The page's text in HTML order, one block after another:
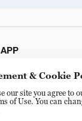
& Cookie
our site you agree to
of Use. You can